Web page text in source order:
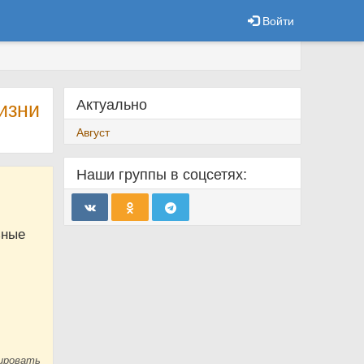
Войти
Актуально
Август
Наши группы в соцсетях: